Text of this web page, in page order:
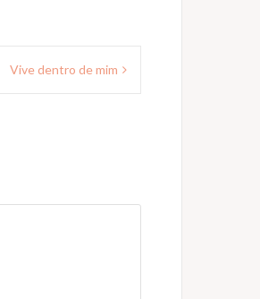
Vive dentro de mim